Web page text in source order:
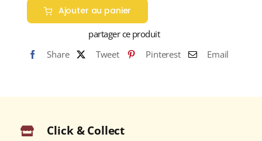
Ajouter au panier
partager ce produit
Share
Tweet Pinterest Email
Click & Collect